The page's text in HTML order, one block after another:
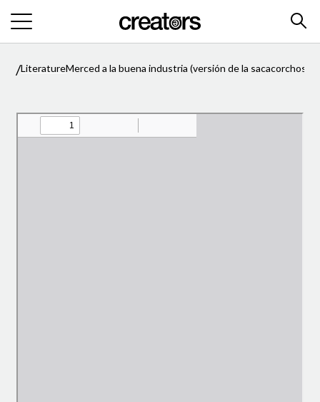
/Literature/
Merced a la buena industria (versión de la sacacorchos